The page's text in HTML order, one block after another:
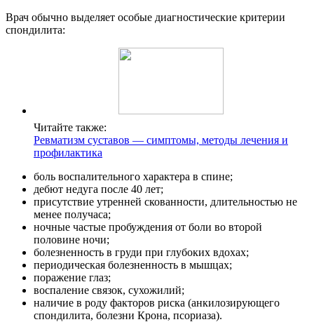
Врач обычно выделяет особые диагностические критерии
спондилита:
Читайте также:
Ревматизм суставов — симптомы, методы лечения и
профилактика
боль воспалительного характера в спине;
дебют недуга после 40 лет;
присутствие утренней скованности, длительностью не
менее получаса;
ночные частые пробуждения от боли во второй
половине ночи;
болезненность в груди при глубоких вдохах;
периодическая болезненность в мышцах;
поражение глаз;
воспаление связок, сухожилий;
наличие в роду факторов риска (анкилозирующего
спондилита, болезни Крона, псориаза).